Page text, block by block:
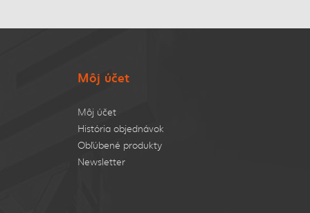
Môj účet
Môj účet
História objednávok
Obľúbené produkty
Newsletter